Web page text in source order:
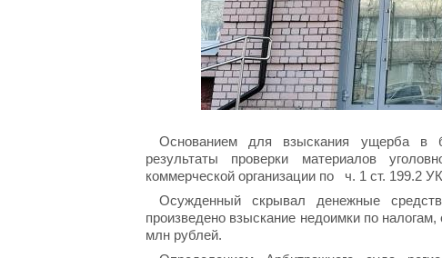
Основанием для взыскания ущерба в
результаты проверки материалов
коммерческой организации по ч. 1 ст. 199.2
Осужденный скрывал денежные
произведено взыскание недоимки по
млн рублей.